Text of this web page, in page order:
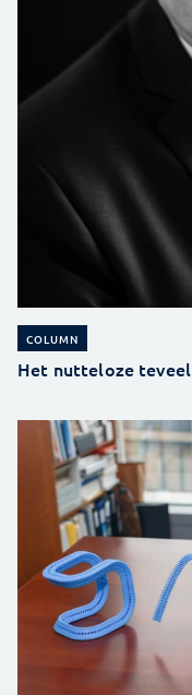
COLUMN
Het nutteloze teveel